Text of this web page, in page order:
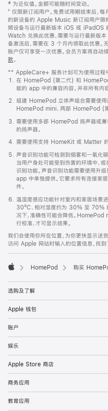
页
页
脚
注
‡ 为近似值。金额可能随时间变动。
⁺ 仅限新订阅用户。免费试用期结束后，
的新设备的 Apple Music 新订阅用户限
频设备与运行最新版本 iOS 或 iPadOS
Watch 兑换此优惠，需要与运行最新版
备激活后，需要在 3 个月内领取此优惠。
账户仅可享受一次优惠。会员方案将自动
款。
窗
口
中
打
开)
** AppleCare+ 服务计划可为使用过程
在 HomePod (第二代) 和
能的 app 中的兼容内容。并非所有内
组建 HomePod 立体声组合需要使
HomePod mini、两部 HomePod (
需要使用多部 HomePod 扬声器或兼
的扬声器。
需要使用支持 HomeKit 或 Matter 的
声音识别功能可检测到烟雾和一氧化
当用户身处可能受到伤害的环境中，
识别功能。声音识别功能需要使用升
app 中单独提供。它要求所有连接家
件。
温湿度感应功能针对室内和家居场景
30ºC、相对湿度约为 30% 至 70%
况下，准确性可能会降低。
行校准，才可显示结果。
我们会使用你所在位置，为你更快显示送
访问 Apple 网站时输入的位置信息，找到
HomePod 购买
选购及了解
Apple 钱包
账户
娱乐
Apple Store 商店
商务应用
教育应用